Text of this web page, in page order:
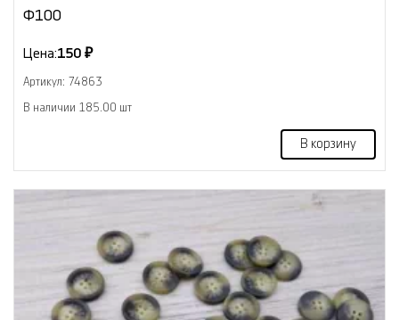
Ф100
Цена:150 ₽
Артикул: 74863
В наличии 185.00 шт
В корзину